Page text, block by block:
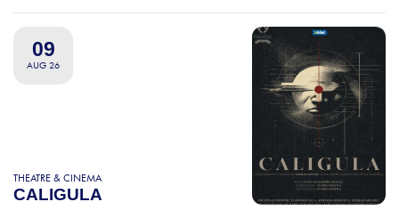
09
AUG 26
THEATRE & CINEMA
CALIGULA